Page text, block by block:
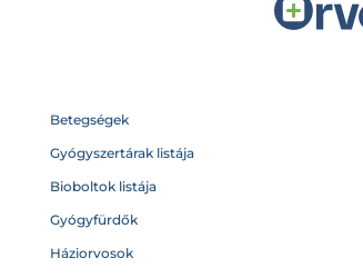
Betegségek
Gyógyszertárak listája
Bioboltok listája
Gyógyfürdők
Háziorvosok